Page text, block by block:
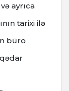
ayrıca
tarixi ilə
büro